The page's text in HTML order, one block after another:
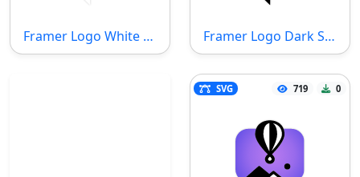
Framer Logo White SVG Dosyası Framer Logo Dark SVG Dosyası
SVG 719 0